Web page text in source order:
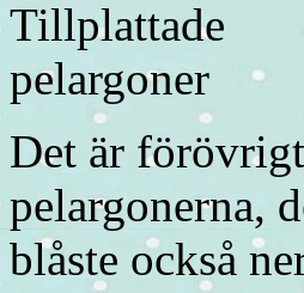
Det är
pelargonerna,
blåste också